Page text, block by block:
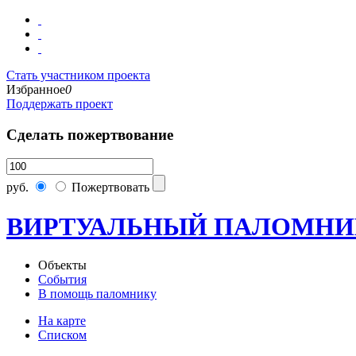
Стать участником проекта
Избранное0
Поддержать проект
Сделать пожертвование
руб. Пожертвовать
ВИРТУАЛЬНЫЙ
Объекты
События
В помощь паломнику
На карте
Списком